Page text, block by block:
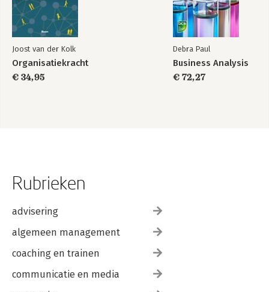
Joost van der Kolk
Organisatiekracht
€ 34,95
Debra Paul
Business Analysis
€ 72,27
Rubrieken
advisering
algemeen management
coaching en trainen
communicatie en media